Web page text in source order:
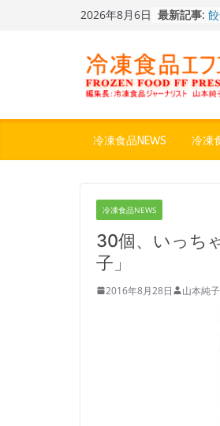
2026年8月6日 最新記事:
冷凍食品NEWS 冷凍
冷凍食品NEWS
30個、いっち
子」
2016年8月28日 山本純子